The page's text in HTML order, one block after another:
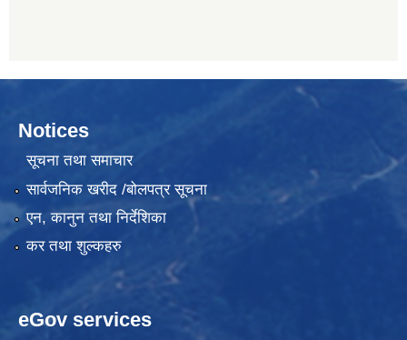
Notices
सूचना तथा समाचार
सार्वजनिक खरीद /बोलपत्र सूचना
एन, कानुन तथा निर्देशिका
कर तथा शुल्कहरु
eGov services